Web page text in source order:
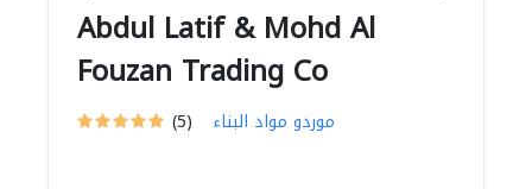
Abdul Latif & Mohd Al
Fouzan Trading Co
(5) موردو مواد البناء